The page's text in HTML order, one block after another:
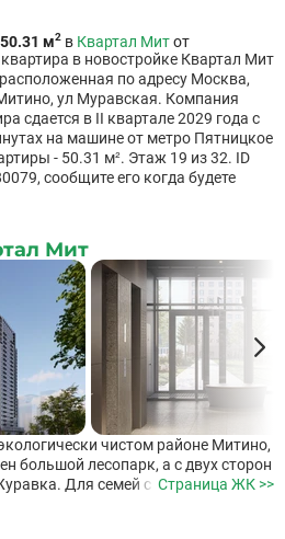
м2 в Квартал Митот
в новостройке Квартал Мит
по адресу Москва,
ул Муравская. Компания
сдается в II квартале 2029 года с
на машине от метро Пятницкое
- 50.31 м². Этаж 19 из 32. ID
сообщите его когда будете
Мит
чистом районе Митино,
большой лесопарк, а с двух сторон
Для семей с детьми здесь
Страница ЖК >>